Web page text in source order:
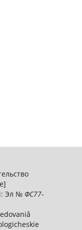
Эл № ФС77-